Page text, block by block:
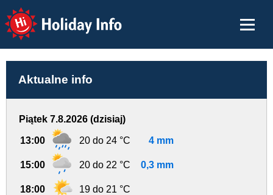
Holiday Info
Aktualne info
Piątek 7.8.2026 (dzisiaj)
13:00 20 do 24 °C 4 mm
15:00 20 do 22 °C 0,3 mm
18:00 19 do 21 °C